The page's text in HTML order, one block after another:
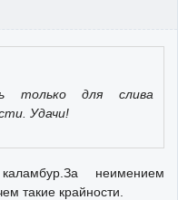
только для слива
Удачи!
неимением
такие крайности.